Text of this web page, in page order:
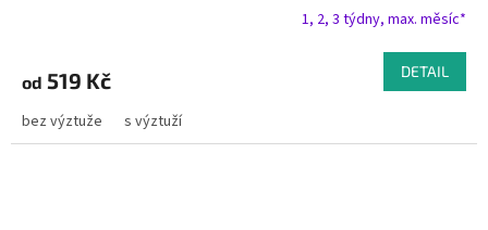
1, 2, 3 týdny, max. měsíc*
od 519 Kč DETAIL
bez výztuže s výztuží